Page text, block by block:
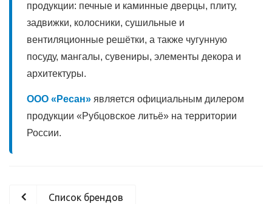
продукции: печные и каминные дверцы, плиту,
задвижки, колосники, сушильные и
вентиляционные решётки, а также чугунную
посуду, мангалы, сувениры, элементы декора и
архитектуры.
ООО «Ресан» является официальным дилером
продукции «Рубцовское литьё» на территории
России.
Список брендов